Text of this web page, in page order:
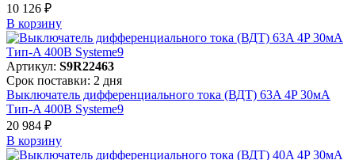
10 126 ₽
В корзинy
Артикул: S9R22463
Срок поставки: 2 дня
Выключатель дифференциального тока (ВДТ) 63A 4P 30мА
Тип-A 400В Systeme9
20 984 ₽
В корзинy